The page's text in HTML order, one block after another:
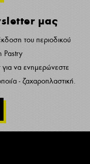
μας
του περιοδικού
Pastry
να ενημερώνεστε
- ζαχαροπλαστική.